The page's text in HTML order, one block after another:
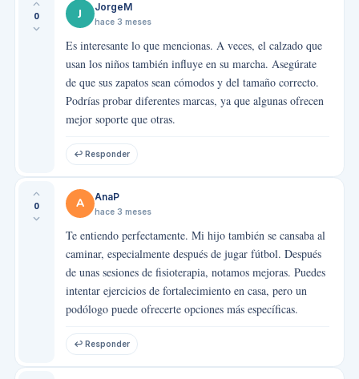
0 J JorgeM
hace 3 meses
Es interesante lo que mencionas. A veces, el calzado que
usan los niños también influye en su marcha. Asegúrate
de que sus zapatos sean cómodos y del tamaño correcto.
Podrías probar diferentes marcas, ya que algunas ofrecen
mejor soporte que otras.
↩ Responder
0 A AnaP
hace 3 meses
Te entiendo perfectamente. Mi hijo también se cansaba al
caminar, especialmente después de jugar fútbol. Después
de unas sesiones de fisioterapia, notamos mejoras. Puedes
intentar ejercicios de fortalecimiento en casa, pero un
podólogo puede ofrecerte opciones más específicas.
↩ Responder